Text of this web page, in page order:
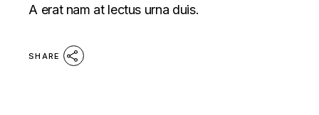
A erat nam at lectus urna duis.
SHARE